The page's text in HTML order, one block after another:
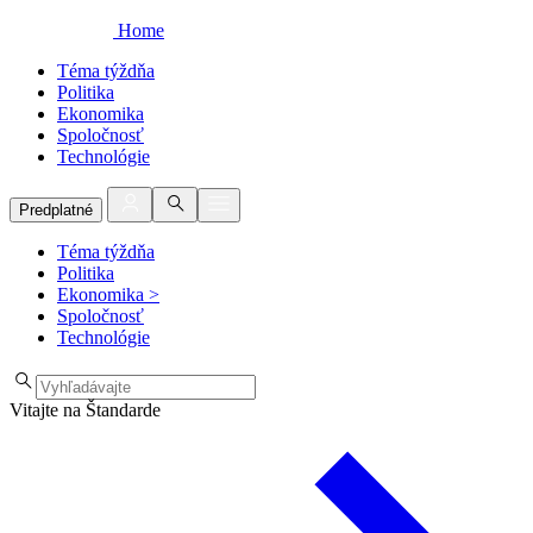
Home
Téma týždňa
Politika
Ekonomika
Spoločnosť
Technológie
Predplatné
Téma týždňa
Politika
Ekonomika >
Spoločnosť
Technológie
Vitajte na Štandarde